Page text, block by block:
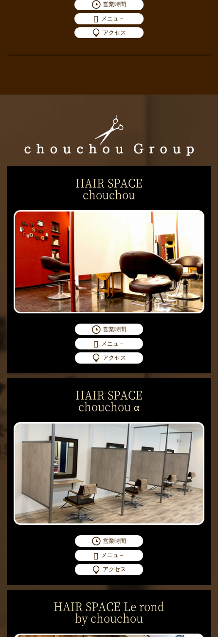
営業時間
メニュ－
アクセス
HAIR SPACE
chouchou
営業時間
メニュ－
アクセス
HAIR SPACE
chouchou α
営業時間
メニュ－
アクセス
HAIR SPACE Le rond
by chouchou